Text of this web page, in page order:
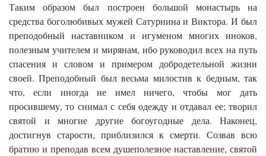
Таким образом был построен большой монастырь на
средства боголюбивых мужей Сатурнина и Виктора. И был
преподобный наставником и игуменом многих иноков,
полезным учителем и мирянам, ибо руководил всех на путь
спасения и словом и примером добродетельной жизни
своей. Преподобный был весьма милостив к бедным, так
что, если иногда не имел ничего, чтобы мог дать
просившему, то снимал с себя одежду и отдавал ее; творил
святой и многие другие богоугодные дела. Наконец,
достигнув старости, приблизился к смерти. Созвав всю
братию и преподав всем душеполезное наставление, святой